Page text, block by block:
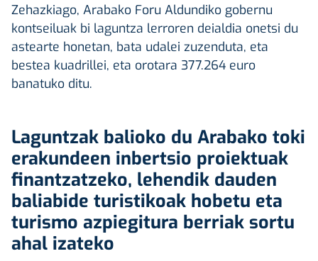
Zehazkiago, Arabako Foru Aldundiko gobernu
kontseiluak bi laguntza lerroren deialdia onetsi du
astearte honetan, bata udalei zuzenduta, eta
bestea kuadrillei, eta orotara 377.264 euro
banatuko ditu.
Laguntzak balioko du Arabako toki
erakundeen inbertsio proiektuak
finantzatzeko, lehendik dauden
baliabide turistikoak hobetu eta
turismo azpiegitura berriak sortu
ahal izateko